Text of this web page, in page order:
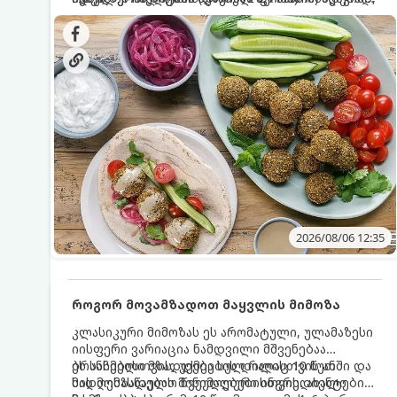
სალათებთან ერთად ან ტახინის (სესამის)
სოუსთან მირთმევისთვის.
იდეალურად შეინარჩუნოს და არ დაიშალოს.
დრო: 10–15 წუთი ულუფა: 20–24 ცალი ბურთულა
(4–6 პორცია)
2026/08/06 12:35
როგორ მოვამზადოთ მაყვლის მიმოზა
კლასიკური მიმოზას ეს არომატული, ულამაზესი
იისფერი ვარიაცია ნამდვილი მშვენებაა
ბრანჩებისთვის, უქმეების დილისთვის ან
სადღესასწაულო წვეულებებისთვის. ახალი
ეს სასმელი მზადდება სულ რაღაც 10 წუთში და
მის მომზადებას მინიმალური ინგრედიენტები